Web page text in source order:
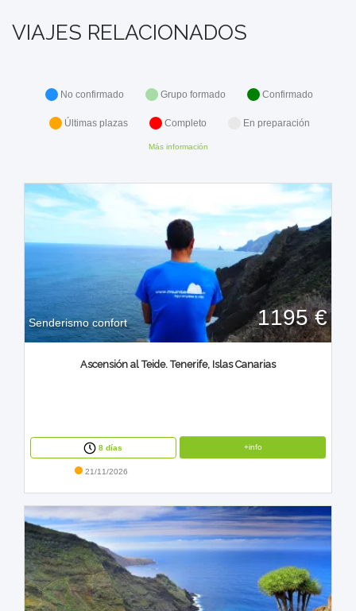
VIAJES RELACIONADOS
No confirmado Grupo formado Confirmado
Últimas plazas Completo En preparación
Más información
Senderismo confort 1195 €
Ascensión al Teide. Tenerife, Islas Canarias
8 días +info
21/11/2026